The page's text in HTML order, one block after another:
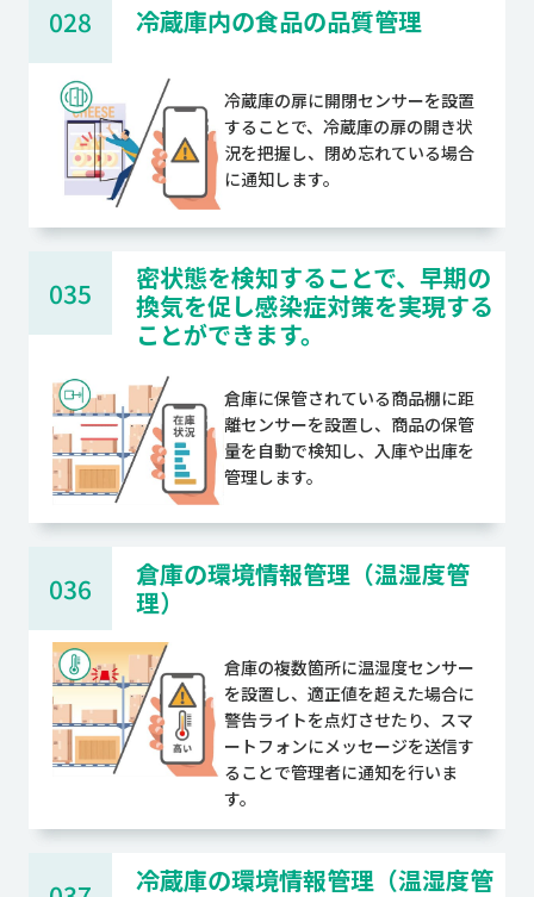
028 冷蔵庫内の食品の品質管理
冷蔵庫の扉に開閉センサーを設置
することで、冷蔵庫の扉の開き状
況を把握し、閉め忘れている場合
に通知します。
035
密状態を検知することで、早期の
換気を促し感染症対策を実現する
ことができます。
倉庫に保管されている商品棚に距
離センサーを設置し、商品の保管
量を自動で検知し、入庫や出庫を
管理します。
036
倉庫の環境情報管理（温湿度管
理）
倉庫の複数箇所に温湿度センサー
を設置し、適正値を超えた場合に
警告ライトを点灯させたり、スマ
ートフォンにメッセージを送信す
ることで管理者に通知を行いま
す。
冷蔵庫の環境情報管理（温湿度管